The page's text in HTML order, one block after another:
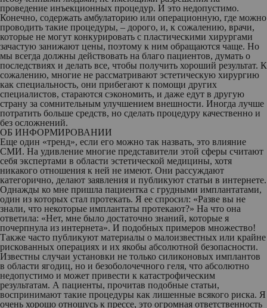
проведение инъекционных процедур. И это недопустимо.
Конечно, содержать амбулаторию или операционную, где можно
проводить такие процедуры, – дорого, и, к сожалению, врачи,
которые не могут конкурировать с пластическими хирургами
зачастую занижают цены, поэтому к ним обращаются чаще. Но
мы всегда должны действовать на благо пациентов, думать о
последствиях и делать все, чтобы получить хороший результат. К
сожалению, многие не рассматривают эстетическую хирургию
как специальность, они прибегают к помощи других
специалистов, стараются сэкономить, и даже едут в другую
страну за сомнительным улучшением внешности. Иногда лучше
потратить больше средств, но сделать процедуру качественно и
без осложнений.
ОБ ИНФОРМИРОВАНИИ
Еще один «тренд», если его можно так назвать, это влияние
СМИ. На удивление многие представители этой сферы считают
себя экспертами в области эстетической медицины, хотя
никакого отношения к ней не имеют. Они рассуждают
категорично, делают заявления и публикуют статьи в интернете.
Однажды ко мне пришла пациентка с грудными имплантатами,
один из которых стал протекать. Я ее спросил: «Разве вы не
знали, что некоторые имплантаты протекают?» На что она
ответила: «Нет, мне было достаточно знаний, которые я
почерпнула из интернета». И подобных примеров множество!
Также часто публикуют материалы о малоизвестных или крайне
рискованных операциях и их якобы абсолютной безопасности.
Известны случаи установки не только силиконовых имплантов
в области ягодиц, но и безоболочечного геля, что абсолютно
недопустимо и может привести к катастрофическим
результатам. А пациенты, прочитав подобные статьи,
воспринимают такие процедуры как лишенные всякого риска. Я
очень хорошо отношусь к прессе, это огромная ответственность